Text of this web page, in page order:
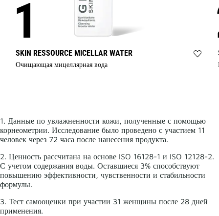
SKIN RESSOURCE MICELLAR WATER
Очищающая мицеллярная вода
1. Данные по увлажненности кожи, полученные с помощью
корнеометрии. Исследование было проведено с участием 11
человек через 72 часа после нанесения продукта.
2. Ценность рассчитана на основе ISO 16128-1 и ISO 12128-2.
С учетом содержания воды. Оставшиеся 3% способствуют
повышению эффективности, чувственности и стабильности
формулы.
3. Тест самооценки при участии 31 женщины после 28 дней
применения.